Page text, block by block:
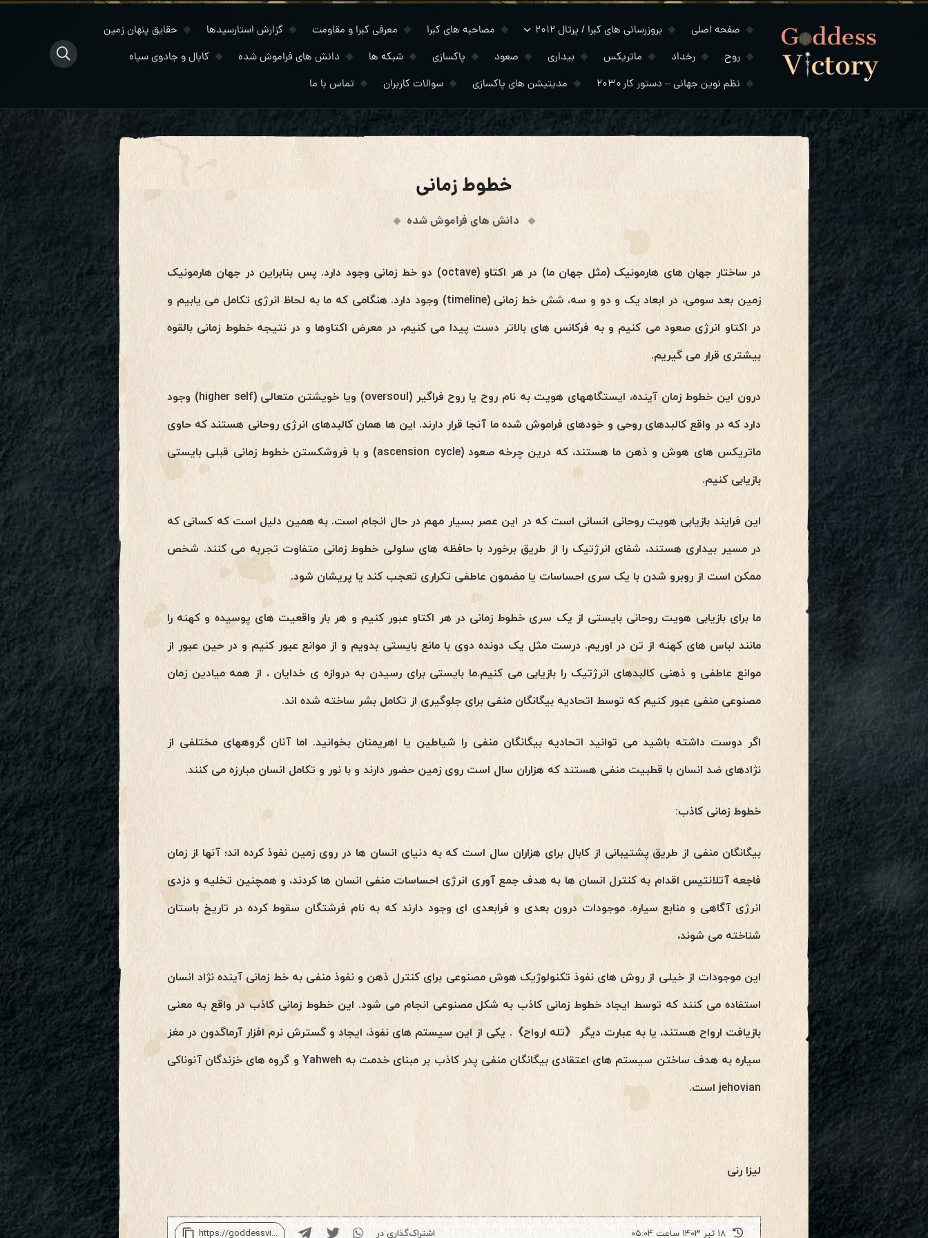
صفحه اصلی بروزرسانی های کبرا / پرتال ۲۰۱۲ مصاحبه های کبرا معرفی کبرا و مقاومت گزارش استارسیدها
حقایق پنهان زمین
روح
رخداد ماتریکس بیداری صعود پاکسازی شبکه ها دانش های فراموش شده
کابال و جادوی سیاه
نظم نوین جهانی – دستور کار ۲۰۳۰
مدیتیشن های پاکسازی سوالات کاربران تماس با ما
خطوط زمانی
دانش های فراموش شده
در ساختار جهان های هارمونیک (مثل جهان ما) در هر اکتاو (octave) دو خط زمانی وجود دارد. پس بنابراین در جهان هارمونیک
زمین بعد سومی، در ابعاد یک و دو و سه، شش خط زمانی (timeline) وجود دارد. هنگامی که ما به لحاظ انرژی تکامل می یابیم و
در اکتاو انرژی صعود می کنیم و به فرکانس های بالاتر دست پیدا می کنیم، در معرض اکتاوها و در نتیجه خطوط زمانی بالقوه
بیشتری قرار می گیریم.
درون این خطوط زمان آینده، ایستگاههای هویت به نام روح یا روح فراگیر (oversoul) ویا خویشتن متعالی (higher self) وجود
دارد که در واقع کالبدهای روحی و خودهای فراموش شده ما آنجا قرار دارند. این ها همان کالبدهای انرژی روحانی هستند که حاوی
ماتریکس های هوش و ذهن ما هستند، که درین چرخه صعود (ascension cycle) و با فروشکستن خطوط زمانی قبلی بایستی
بازیابی کنیم.
این فرایند بازیابی هویت روحانی انسانی است که در این عصر بسیار مهم در حال انجام است. به همین دلیل است که کسانی که
در مسیر بیداری هستند، شفای انرژتیک را از طریق برخورد با حافظه های سلولی خطوط زمانی متفاوت تجربه می کنند. شخص
ممکن است از روبرو شدن با یک سری احساسات یا مضمون عاطفی تکراری تعجب کند یا پریشان شود.
ما برای بازیابی هویت روحانی بایستی از یک سری خطوط زمانی در هر اکتاو عبور کنیم و هر بار واقعیت های پوسیده و کهنه را
مانند لباس های کهنه از تن در اوریم. درست مثل یک دونده دوی با مانع بایستی بدویم و از موانع عبور کنیم و در حین عبور از
موانع عاطفی و ذهنی کالبدهای انرژتیک را بازیابی می کنیم.ما بایستی برای رسیدن به دروازه ی خدایان ، از همه میادین زمان
مصنوعی منفی عبور کنیم که توسط اتحادیه بیگانگان منفی برای جلوگیری از تکامل بشر ساخته شده اند.
اگر دوست داشته باشید می توانید اتحادیه بیگانگان منفی را شیاطین یا اهریمنان بخوانید. اما آنان گروههای مختلفی از
نژادهای ضد انسان با قطبیت منفی هستند که هزاران سال است روی زمین حضور دارند و با نور و تکامل انسان مبارزه می کنند.
خطوط زمانی کاذب:
بیگانگان منفی از طریق پشتیبانی از کابال برای هزاران سال است که به دنیای انسان ها در روی زمین نفوذ کرده اند؛ آنها از زمان
فاجعه آتلانتیس اقدام به کنترل انسان ها به هدف جمع آوری انرژی احساسات منفی انسان ها کردند، و همچنین تخلیه و دزدی
انرژی آگاهی و منابع سیاره. موجودات درون بعدی و فرابعدی ای وجود دارند که به نام فرشتگان سقوط کرده در تاریخ باستان
شناخته می شوند،
این موجودات از خیلی از روش های نفوذ تکنولوژیک هوش مصنوعی برای کنترل ذهن و نفوذ منفی به خط زمانی آینده نژاد انسان
استفاده می کنند که توسط ایجاد خطوط زمانی کاذب به شکل مصنوعی انجام می شود. این خطوط زمانی کاذب در واقع به معنی
بازیافت ارواح هستند، یا به عبارت دیگر 《تله ارواح》. یکی از این سیستم های نفوذ، ایجاد و گسترش نرم افزار آرماگدون در مغز
سیاره به هدف ساختن سیستم های اعتقادی بیگانگان منفی پدر کاذب بر مبنای خدمت به Yahweh و گروه های خزندگان آنوناکی
jehovian است.
لیزا رنی
۱۸ تیر ۱۴۰۳ ساعت ۰۵:۰۴ اشتراک‌گذاری در